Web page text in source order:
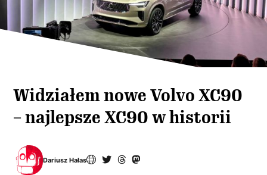
Widziałem nowe Volvo XC90
– najlepsze XC90 w historii
Dariusz Hałas